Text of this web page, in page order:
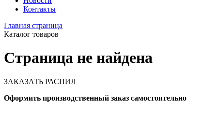
Контакты
Главная страница
Каталог товаров
Страница не найдена
ЗАКАЗАТЬ РАСПИЛ
Оформить производственный заказ самостоятельно